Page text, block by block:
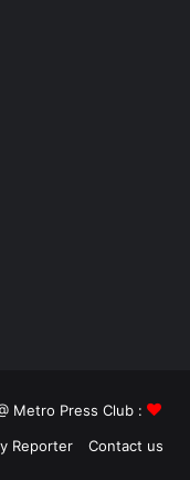
Metro Press Club :
Reporter Contact us